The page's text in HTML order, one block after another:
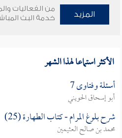
المزيد
من الفعاليات
خدمة البث
الأكثر استماعا لهذا الشهر
أسئلة وفتاوى 7
أبو إسحاق الحويني
شرح بلوغ المرام - كتاب الطهارة (25)
محمد بن صالح العثيمين